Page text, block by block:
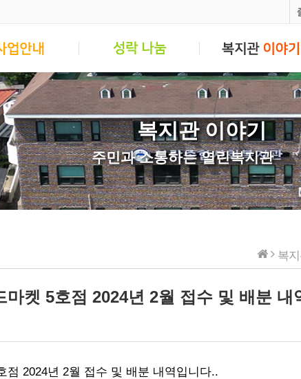
복지관 이야기
주민과 소통하는 열린복지관
복
켓 5호점 2024년 2월 접수 및 배분 내
점 2024년 2월 접수 및 배분 내역입니다..